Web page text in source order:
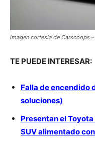
Imagen cortesía de Carscoops
TE PUEDE INTERESAR:
Falla de encendido
soluciones)
Presentan el
SUV alimentado